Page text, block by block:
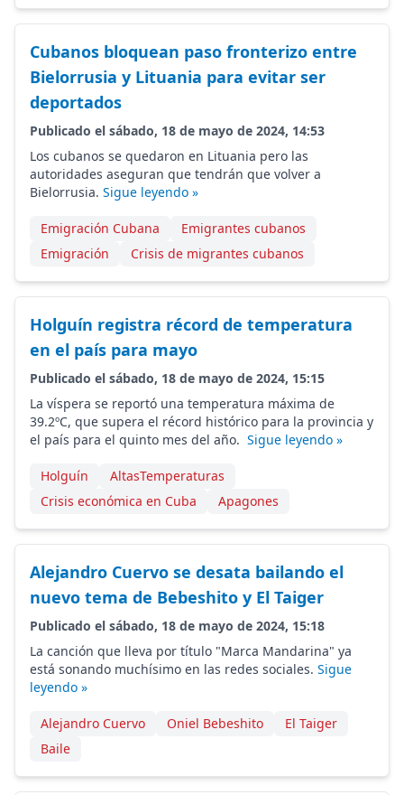
Cubanos bloquean paso fronterizo entre
Bielorrusia y Lituania para evitar ser
deportados
Publicado el sábado, 18 de mayo de 2024, 14:53
Los cubanos se quedaron en Lituania pero las
autoridades aseguran que tendrán que volver a
Bielorrusia. Sigue leyendo »
Emigración Cubana
Emigrantes cubanos
Emigración
Crisis de migrantes cubanos
Holguín registra récord de temperatura
en el país para mayo
Publicado el sábado, 18 de mayo de 2024, 15:15
La víspera se reportó una temperatura máxima de
39.2ºC, que supera el récord histórico para la provincia y
el país para el quinto mes del año. Sigue leyendo »
Holguín
AltasTemperaturas
Crisis económica en Cuba
Apagones
Alejandro Cuervo se desata bailando el
nuevo tema de Bebeshito y El Taiger
Publicado el sábado, 18 de mayo de 2024, 15:18
La canción que lleva por título "Marca Mandarina" ya
está sonando muchísimo en las redes sociales. Sigue
leyendo »
Alejandro Cuervo Oniel Bebeshito
El Taiger
Baile